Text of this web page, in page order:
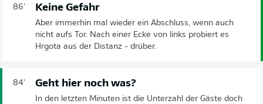
86' Keine Gefahr
Aber immerhin mal wieder ein Abschluss, wenn auch
nicht aufs Tor. Nach einer Ecke von links probiert es
Hrgota aus der Distanz - drüber.
84' Geht hier noch was?
In den letzten Minuten ist die Unterzahl der Gäste doch